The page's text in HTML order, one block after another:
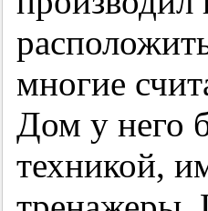
многие
Дом у него
техникой,